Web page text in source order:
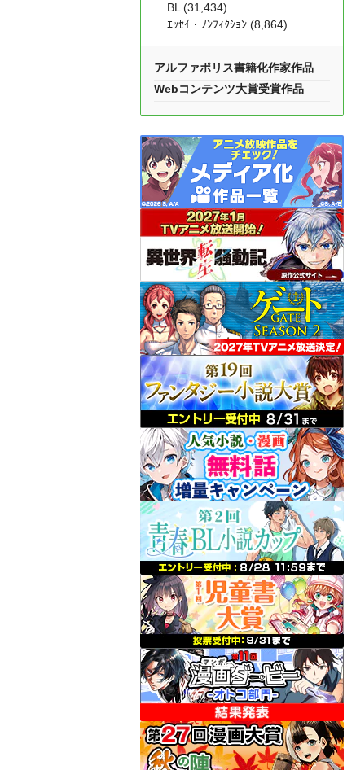
BL (31,434)
ｴｯｾｲ・ﾉﾝﾌｨｸｼｮﾝ (8,864)
アルファポリス書籍化作家作品
Webコンテンツ大賞受賞作品